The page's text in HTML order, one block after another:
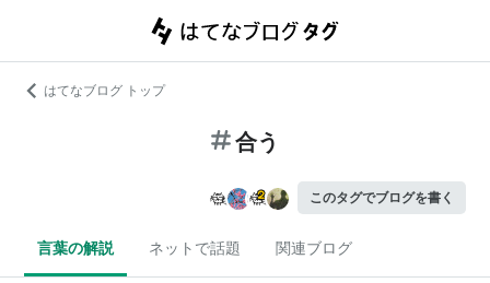
はてなブログ トップ
合う
このタグでブログを書く
言葉の解説 ネットで話題 関連ブログ